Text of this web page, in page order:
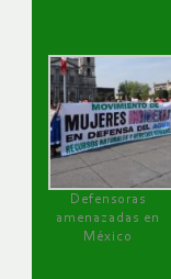
Defensoras
amenazadas en
México